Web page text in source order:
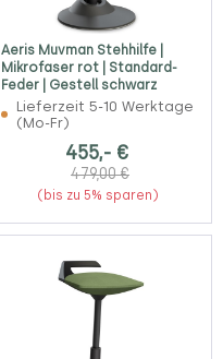
Aeris Muvman Stehhilfe |
Mikrofaser rot | Standard-
Feder | Gestell schwarz
Lieferzeit 5-10 Werktage
(Mo-Fr)
455,- €
479,00 €
(bis zu 5% sparen)